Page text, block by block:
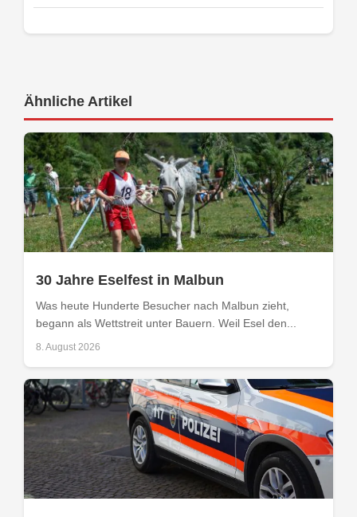
Ähnliche Artikel
30 Jahre Eselfest in Malbun
Was heute Hunderte Besucher nach Malbun zieht,
begann als Wettstreit unter Bauern. Weil Esel den...
8. August 2026